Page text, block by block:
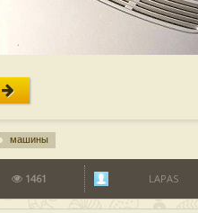
машины
1461 LAPAS